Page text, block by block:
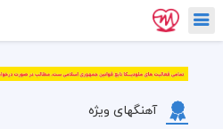
آهنگهای ویژه